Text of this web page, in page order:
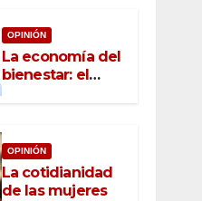
OPINIÓN
La economía del
bienestar: el
nuevo rostro del
OPINIÓN
La cotidianidad
de las mujeres